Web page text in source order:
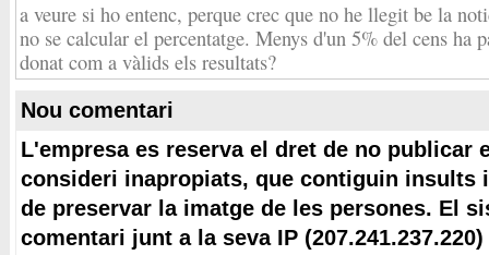
a veure si ho entenc, perque crec que no he llegit be la
no se calcular el percentatge. Menys d'un 5% del cens ha
donat com a vàlids els resultats?
Nou comentari
L'empresa es reserva el dret de no publicar
consideri inapropiats, que contiguin insults
de preservar la imatge de les persones. El
comentari junt a la seva IP (207.241.237.220)